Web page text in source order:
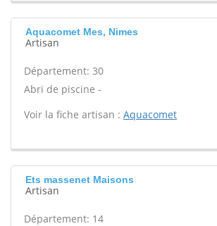
Aquacomet Mes, Nimes
Artisan
Département: 30
Abri de piscine -
Voir la fiche artisan : Aquacomet
Ets massenet Maisons
Artisan
Département: 14